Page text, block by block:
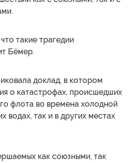
такие трагедии
Бёмер.
доклад, в котором
о катастрофах, происшедших
флота во времена холодной
водах, так и в других местах
как союзными, так